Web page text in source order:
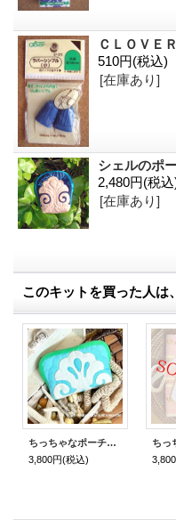
ＣＬＯＶＥ
510円(税込)
[在庫あり]
シェルのポ
2,480円(税込
[在庫あり]
このキットを買った人は
ちっちゃなポーチ【ホワイト・シェル】
3,800円(税込)